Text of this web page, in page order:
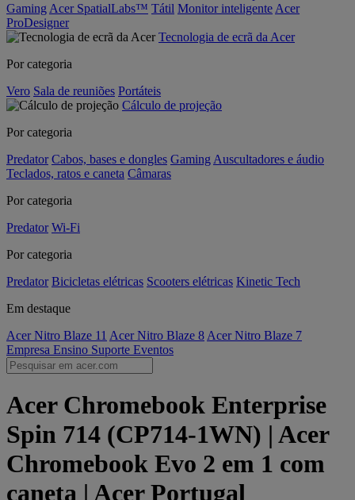
Gaming Acer SpatialLabs™ Tátil Monitor inteligente Acer
ProDesigner
Tecnologia de ecrã da Acer
Por categoria
Vero Sala de reuniões Portáteis
Cálculo de projeção
Por categoria
Predator Cabos, bases e dongles Gaming Auscultadores e áudio
Teclados, ratos e caneta Câmaras
Por categoria
Predator Wi-Fi
Por categoria
Predator Bicicletas elétricas Scooters elétricas Kinetic Tech
Em destaque
Acer Nitro Blaze 11 Acer Nitro Blaze 8 Acer Nitro Blaze 7
Empresa Ensino Suporte Eventos
Acer Chromebook Enterprise
Spin 714 (CP714-1WN) | Acer
Chromebook Evo 2 em 1 com
caneta | Acer Portugal